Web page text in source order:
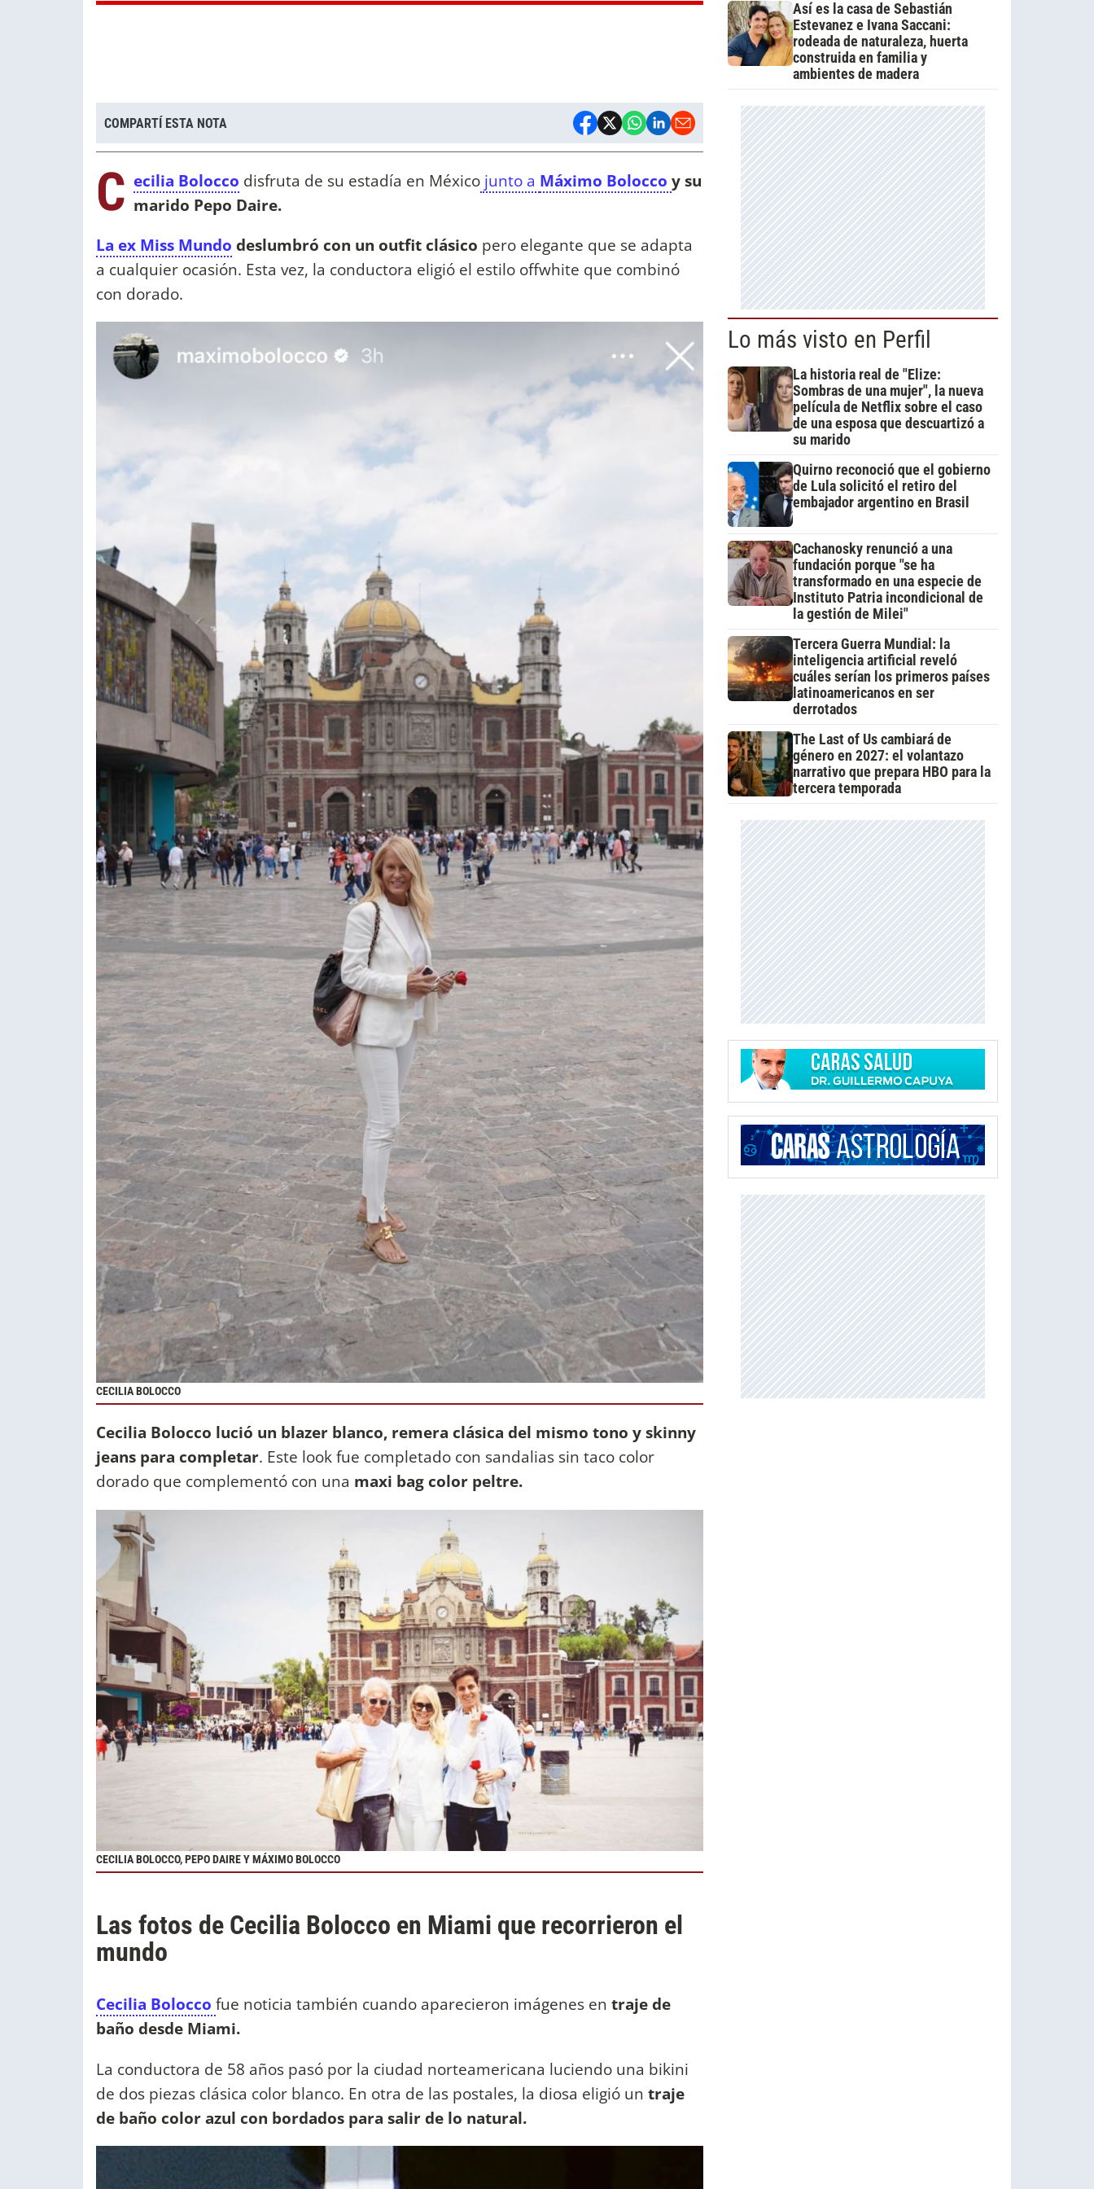
COMPARTÍ ESTA NOTA
C ecilia Bolocco disfruta de su estadía en México junto a Máximo Bolocco y su
marido Pepo Daire.
La ex Miss Mundo deslumbró con un outfit clásico pero elegante que se adapta
a cualquier ocasión. Esta vez, la conductora eligió el estilo offwhite que combinó
con dorado.
CECILIA BOLOCCO
Cecilia Bolocco lució un blazer blanco, remera clásica del mismo tono y skinny
jeans para completar. Este look fue completado con sandalias sin taco color
dorado que complementó con una maxi bag color peltre.
CECILIA BOLOCCO, PEPO DAIRE Y MÁXIMO BOLOCCO
Las fotos de Cecilia Bolocco en Miami que recorrieron el
mundo
Cecilia Bolocco fue noticia también cuando aparecieron imágenes en traje de
baño desde Miami.
La conductora de 58 años pasó por la ciudad norteamericana luciendo una bikini
de dos piezas clásica color blanco. En otra de las postales, la diosa eligió un traje
de baño color azul con bordados para salir de lo natural.
Así es la casa de Sebastián
Estevanez e Ivana Saccani:
rodeada de naturaleza, huerta
construida en familia y
ambientes de madera
Lo más visto en Perfil
La historia real de "Elize:
Sombras de una mujer", la nueva
película de Netflix sobre el caso
de una esposa que descuartizó a
su marido
Quirno reconoció que el gobierno
de Lula solicitó el retiro del
embajador argentino en Brasil
Cachanosky renunció a una
fundación porque "se ha
transformado en una especie de
Instituto Patria incondicional de
la gestión de Milei"
Tercera Guerra Mundial: la
inteligencia artificial reveló
cuáles serían los primeros países
latinoamericanos en ser
derrotados
The Last of Us cambiará de
género en 2027: el volantazo
narrativo que prepara HBO para la
tercera temporada